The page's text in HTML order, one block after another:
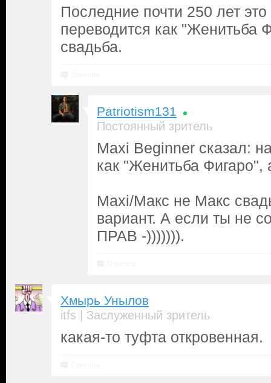
Последние почти 250 лет
переводится как "Женитьба
свадьба.
Patriotism131
Постоянный зритель
Maxi Beginner сказал:
как "Женитьба Фигаро",
Maxi/Макс не Макс
вариант. А если ты не
ПРАВ -))))))).
Хмырь Унылов
itfs | Заслуженный зритель
какая-то туфта откровенная.